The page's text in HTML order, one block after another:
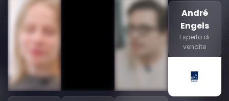
André
Engels
Esperto di
vendite